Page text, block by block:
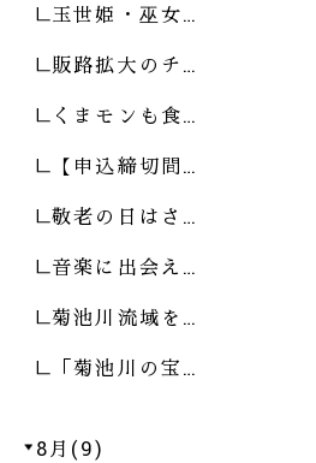
玉世姫・巫女…
販路拡大のチ…
くまモンも食…
【申込締切間…
敬老の日はさ…
音楽に出会え…
菊池川流域を…
「菊池川の宝…
8月(9)